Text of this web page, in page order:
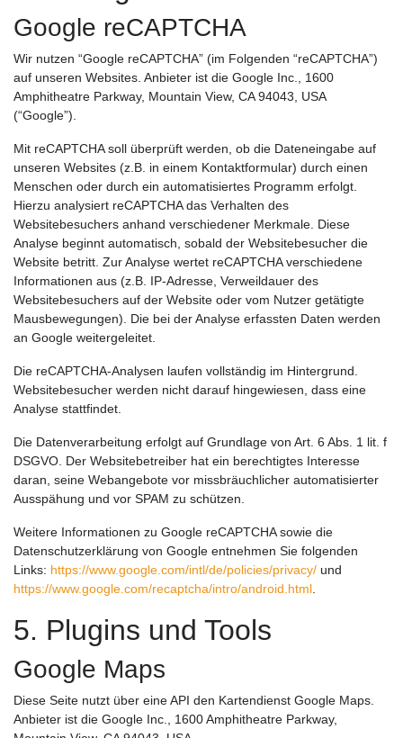
Google reCAPTCHA
Wir nutzen “Google reCAPTCHA” (im Folgenden “reCAPTCHA”)
auf unseren Websites. Anbieter ist die Google Inc., 1600
Amphitheatre Parkway, Mountain View, CA 94043, USA
(“Google”).
Mit reCAPTCHA soll überprüft werden, ob die Dateneingabe auf
unseren Websites (z.B. in einem Kontaktformular) durch einen
Menschen oder durch ein automatisiertes Programm erfolgt.
Hierzu analysiert reCAPTCHA das Verhalten des
Websitebesuchers anhand verschiedener Merkmale. Diese
Analyse beginnt automatisch, sobald der Websitebesucher die
Website betritt. Zur Analyse wertet reCAPTCHA verschiedene
Informationen aus (z.B. IP-Adresse, Verweildauer des
Websitebesuchers auf der Website oder vom Nutzer getätigte
Mausbewegungen). Die bei der Analyse erfassten Daten werden
an Google weitergeleitet.
Die reCAPTCHA-Analysen laufen vollständig im Hintergrund.
Websitebesucher werden nicht darauf hingewiesen, dass eine
Analyse stattfindet.
Die Datenverarbeitung erfolgt auf Grundlage von Art. 6 Abs. 1 lit. f
DSGVO. Der Websitebetreiber hat ein berechtigtes Interesse
daran, seine Webangebote vor missbräuchlicher automatisierter
Ausspähung und vor SPAM zu schützen.
Weitere Informationen zu Google reCAPTCHA sowie die
Datenschutzerklärung von Google entnehmen Sie folgenden
Links: https://www.google.com/intl/de/policies/privacy/ und
https://www.google.com/recaptcha/intro/android.html
5. Plugins und Tools
Google Maps
Diese Seite nutzt über eine API den Kartendienst Google Maps.
Anbieter ist die Google Inc., 1600 Amphitheatre Parkway,